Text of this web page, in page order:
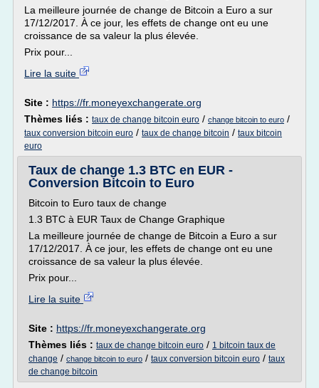
La meilleure journée de change de Bitcoin a Euro a sur
17/12/2017. À ce jour, les effets de change ont eu une
croissance de sa valeur la plus élevée.
Prix pour...
Lire la suite
Site : https://fr.moneyexchangerate.org
Thèmes liés : taux de change bitcoin euro / change bitcoin to euro /
taux conversion bitcoin euro / taux de change bitcoin / taux bitcoin
euro
Taux de change 1.3 BTC en EUR -
Conversion Bitcoin to Euro
Bitcoin to Euro taux de change
1.3 BTC à EUR Taux de Change Graphique
La meilleure journée de change de Bitcoin a Euro a sur
17/12/2017. À ce jour, les effets de change ont eu une
croissance de sa valeur la plus élevée.
Prix pour...
Lire la suite
Site : https://fr.moneyexchangerate.org
Thèmes liés : taux de change bitcoin euro / 1 bitcoin taux de
change / change bitcoin to euro / taux conversion bitcoin euro / taux
de change bitcoin